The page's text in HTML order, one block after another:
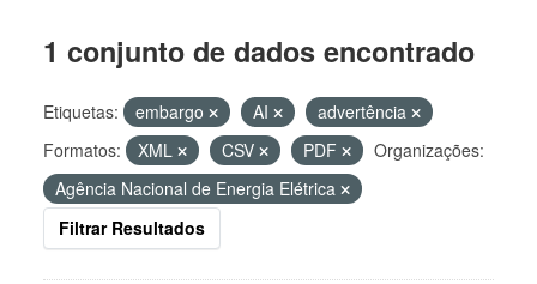
1 conjunto de dados encontrado
Etiquetas: embargo AI
advertência
Formatos:
XML CSV PDF
Organizações:
Agência Nacional de Energia Elétrica
Filtrar Resultados